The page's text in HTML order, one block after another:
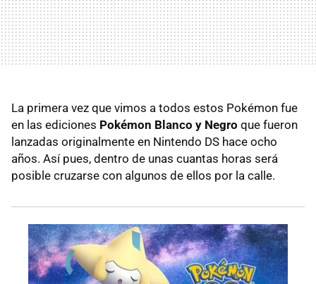
La primera vez que vimos a todos estos Pokémon fue
en las ediciones Pokémon Blanco y Negro que fueron
lanzadas originalmente en Nintendo DS hace ocho
años. Así pues, dentro de unas cuantas horas será
posible cruzarse con algunos de ellos por la calle.